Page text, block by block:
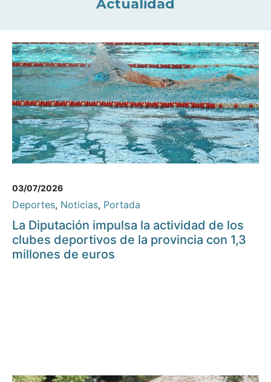
Actualidad
03/07/2026
Deportes, Noticias, Portada
La Diputación impulsa la actividad de los
clubes deportivos de la provincia con 1,3
millones de euros